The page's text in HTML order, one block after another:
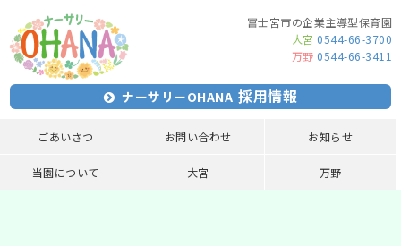
富士宮市の企業主導型保育園
大宮 0544-66-3700
万野 0544-66-3411
ナーサリーOHANA 採用情報
ごあいさつ お問い合わせ お知らせ
当園について 大宮 万野